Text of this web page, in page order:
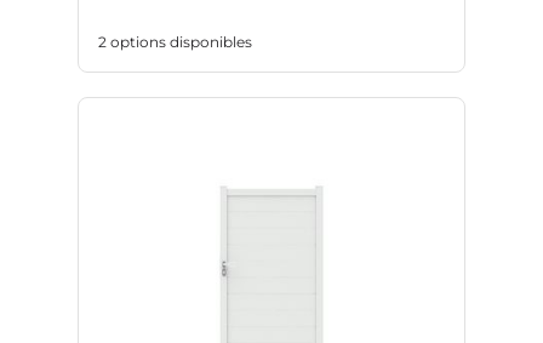
2 options disponibles